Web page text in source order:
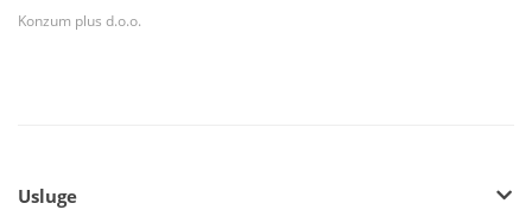
Konzum plus d.o.o.
Usluge